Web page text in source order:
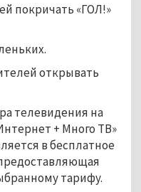
покричать «ГОЛ!»
открывать
телевидения на
+ Много ТВ»
в бесплатное
тарифу.